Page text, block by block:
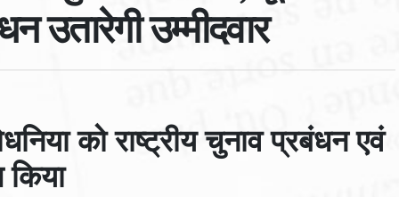
उम्मीदवार
को राष्ट्रीय चुनाव प्रबंधन एवं